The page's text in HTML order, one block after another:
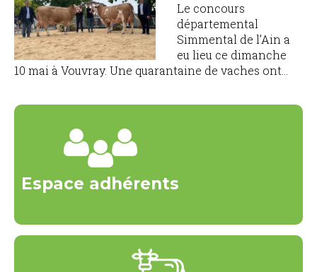
Le concours
départemental
Simmental de l’Ain a
eu lieu ce dimanche
10 mai à Vouvray. Une quarantaine de vaches ont...
Espace adhérents